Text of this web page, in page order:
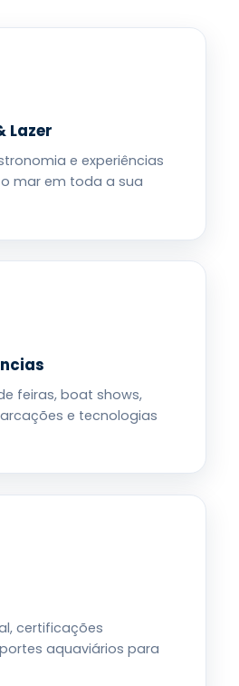
Lazer
e experiências
mar em toda a sua
feiras, boat shows,
e tecnologias
certificações
aquaviários para